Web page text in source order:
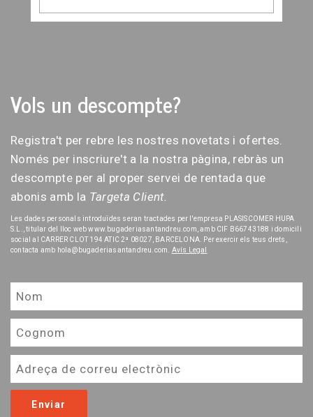
Vols un descompte?
Registra't per rebre les nostres novetats i ofertes.
Només per inscriure't a la nostra pàgina, rebràs un
descompte per al proper servei de rentada que
abonis amb la Targeta Client.
Les dades personals introduïdes seran tractades per l'empresa PLASISCOMER HUPA
S.L., titular del lloc web www.bugaderiasantandreu.com, amb CIF B66743188 i domicili
social al CARRER CLOT 194 ATIC 2ª 08027, BARCELONA. Per exercir els teus drets,
contacta amb hola@bugaderiasantandreu.com. Avís Legal